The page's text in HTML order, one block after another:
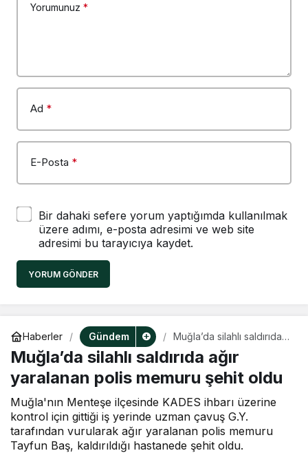
Yorumunuz *
Ad *
E-Posta *
Bir dahaki sefere yorum yaptığımda kullanılmak
üzere adımı, e-posta adresimi ve web site
adresimi bu tarayıcıya kaydet.
YORUM GÖNDER
Haberler Gündem
Muğla’da silahlı saldırıda
ağır yaralanan polis
memuru şehit oldu
Muğla’da silahlı saldırıda ağır
yaralanan polis memuru şehit oldu
Muğla'nın Menteşe ilçesinde KADES ihbarı üzerine
kontrol için gittiği iş yerinde uzman çavuş G.Y.
tarafından vurularak ağır yaralanan polis memuru
Tayfun Baş, kaldırıldığı hastanede şehit oldu.